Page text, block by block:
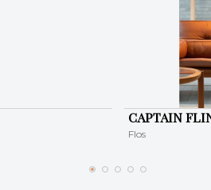
CAPTAIN
Flos